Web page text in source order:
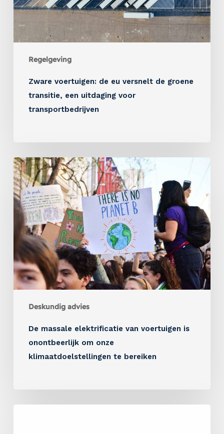
Regelgeving
Zware voertuigen: de eu versnelt de groene
transitie, een uitdaging voor
transportbedrijven
Deskundig advies
De massale elektrificatie van voertuigen is
onontbeerlijk om onze
klimaatdoelstellingen te bereiken